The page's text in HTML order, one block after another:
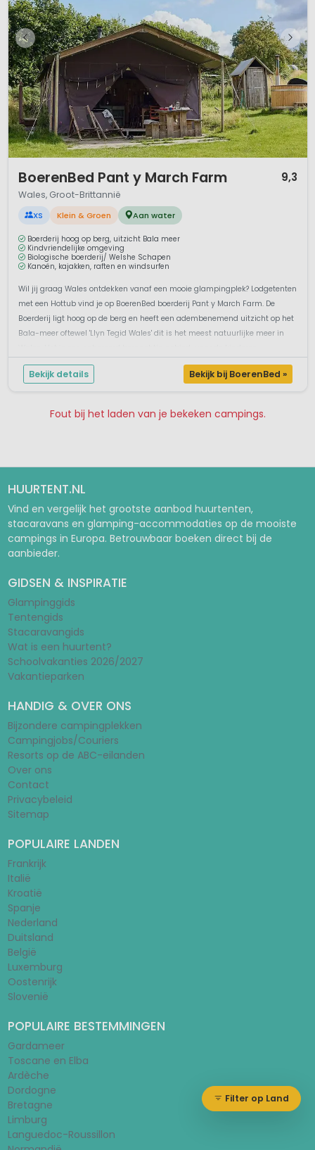
BoerenBed Pant y March Farm 9,3
Wales, Groot-Brittannië
XS Klein & Groen Aan water
Boerderij hoog op berg, uitzicht Bala meer
Kindvriendelijke omgeving
Biologische boerderij/ Welshe Schapen
Kanoën, kajakken, raften en windsurfen
Wil jij graag Wales ontdekken vanaf een mooie glampingplek? Lodgetenten
met een Hottub vind je op BoerenBed boerderij Pant y March Farm. De
Boerderij ligt hoog op de berg en heeft een adembenemend uitzicht op het
Bala-meer oftewel 'Llyn Tegid Wales' dit is het meest natuurlijke meer in
Bekijk details Bekijk bij BoerenBed »
Fout bij het laden van je bekeken campings.
Filter op Land
HUURTENT.NL
Vind en vergelijk het grootste aanbod huurtenten,
stacaravans en glamping-accommodaties op de mooiste
campings in Europa. Betrouwbaar boeken direct bij de
aanbieder.
GIDSEN & INSPIRATIE
Glampinggids
Tentengids
Stacaravangids
Wat is een huurtent?
Schoolvakanties 2026/2027
Vakantieparken
HANDIG & OVER ONS
Bijzondere campingplekken
Campingjobs/Couriers
Resorts op de ABC-eilanden
Over ons
Contact
Privacybeleid
Sitemap
POPULAIRE LANDEN
Frankrijk
Italië
Kroatië
Spanje
Nederland
Duitsland
België
Luxemburg
Oostenrijk
Slovenië
POPULAIRE BESTEMMINGEN
Gardameer
Toscane en Elba
Ardèche
Dordogne
Bretagne
Limburg
Languedoc-Roussillon